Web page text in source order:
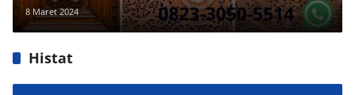
8 Maret 2024
Histat